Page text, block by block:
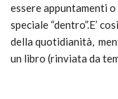
essere appuntamenti
speciale “dentro”.E’
della quotidianità,
un libro (rinviata da